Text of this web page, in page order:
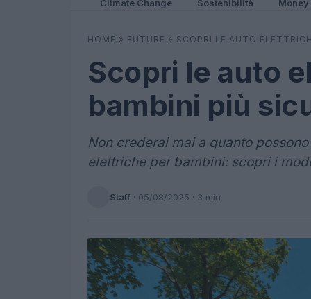
Climate Change Sostenibilità Money
HOME » FUTURE » SCOPRI LE AUTO
Scopri le auto
bambini più
Non crederai mai a quanto
elettriche per bambini: scopri i
Staff · 05/08/2025 · 3 min